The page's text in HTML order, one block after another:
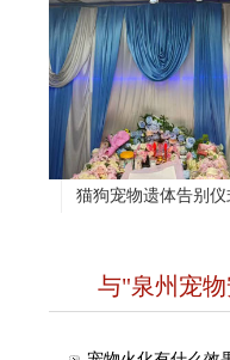
猫狗宠物遗体告别仪
与"泉州宠